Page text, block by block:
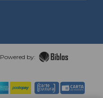
Powered by: